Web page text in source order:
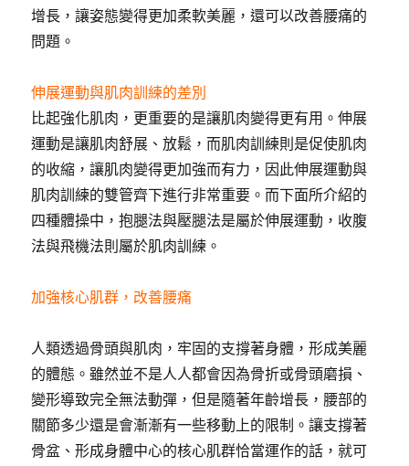
增長，讓姿態變得更加柔軟美麗，還可以改善腰痛的
問題。
伸展運動與肌肉訓練的差別
比起強化肌肉，更重要的是讓肌肉變得更有用。伸展
運動是讓肌肉舒展、放鬆，而肌肉訓練則是促使肌肉
的收縮，讓肌肉變得更加強而有力，因此伸展運動與
肌肉訓練的雙管齊下進行非常重要。而下面所介紹的
四種體操中，抱腿法與壓腿法是屬於伸展運動，收腹
法與飛機法則屬於肌肉訓練。
加強核心肌群，改善腰痛
人類透過骨頭與肌肉，牢固的支撐著身體，形成美麗
的體態。雖然並不是人人都會因為骨折或骨頭磨損、
變形導致完全無法動彈，但是隨著年齡增長，腰部的
關節多少還是會漸漸有一些移動上的限制。讓支撐著
骨盆、形成身體中心的核心肌群恰當運作的話，就可